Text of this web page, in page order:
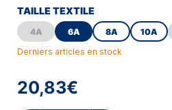
TAILLE TEXTILE
4A 6A 8A 10A
Derniers articles en stock
20,83€